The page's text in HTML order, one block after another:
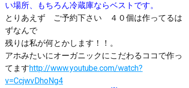
い場所、もちろん冷蔵庫ならベストです。
とりあえず ご予約下さい ４０個は作ってるは
ずなんで
残りは私が何とかします！！。
アホみたいにオーガニックにこだわるココで作っ
てますhttp://www.youtube.com/watch?
v=CcjwvDhoNg4